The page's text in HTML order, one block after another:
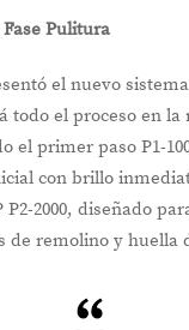
Pulitura
el nuevo
todo el proceso en la
el primer paso P1-
con brillo
P2-2000, diseñado
de remolino y huella